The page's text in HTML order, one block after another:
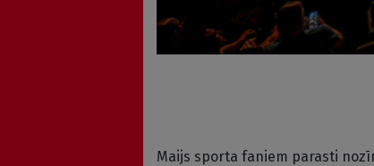
Maijs sporta faniem parasti